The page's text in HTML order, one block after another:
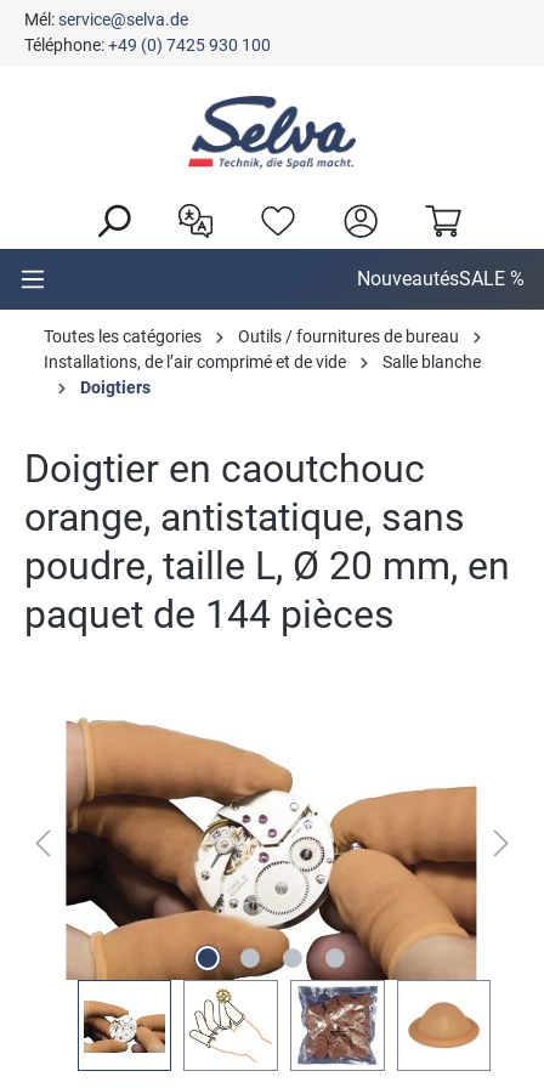
principal
Mél:service@selva.de
Téléphone:+49 (0) 7425 930 100
NouveautésSALE %
Toutes les catégories
Outils / fournitures de bureau
Installations, de l’air comprimé et de vide
Salle blanche
Doigtiers
Doigtier en caoutchouc
orange, antistatique, sans
poudre, taille L, Ø 20 mm, en
paquet de 144 pièces
Ignorer la galerie d'images